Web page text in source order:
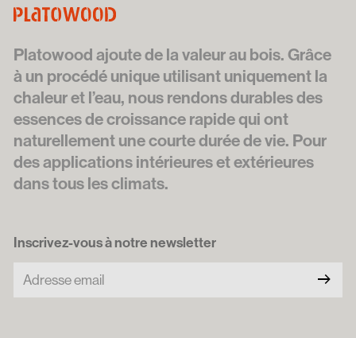
Platowood ajoute de la valeur au bois. Grâce
à un procédé unique utilisant uniquement la
chaleur et l’eau, nous rendons durables des
essences de croissance rapide qui ont
naturellement une courte durée de vie. Pour
des applications intérieures et extérieures
dans tous les climats.
Inscrivez-vous à notre newsletter
arrow_right_alt